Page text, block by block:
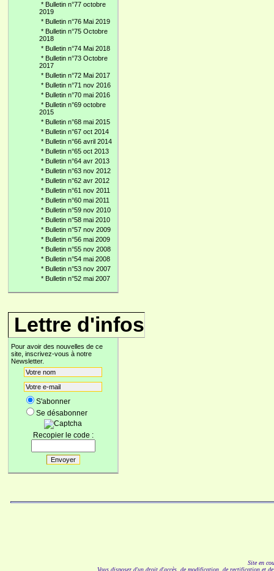
* Bulletin n°77 octobre
2019
* Bulletin n°76 Mai 2019
* Bulletin n°75 Octobre
2018
* Bulletin n°74 Mai 2018
* Bulletin n°73 Octobre
2017
* Bulletin n°72 Mai 2017
* Bulletin n°71 nov 2016
* Bulletin n°70 mai 2016
* Bulletin n°69 octobre
2015
* Bulletin n°68 mai 2015
* Bulletin n°67 oct 2014
* Bulletin n°66 avril 2014
* Bulletin n°65 oct 2013
* Bulletin n°64 avr 2013
* Bulletin n°63 nov 2012
* Bulletin n°62 avr 2012
* Bulletin n°61 nov 2011
* Bulletin n°60 mai 2011
* Bulletin n°59 nov 2010
* Bulletin n°58 mai 2010
* Bulletin n°57 nov 2009
* Bulletin n°56 mai 2009
* Bulletin n°55 nov 2008
* Bulletin n°54 mai 2008
* Bulletin n°53 nov 2007
* Bulletin n°52 mai 2007
Lettre d'infos
Pour avoir des nouvelles de ce
site, inscrivez-vous à notre
Newsletter.
S'abonner
Se désabonner
Recopier le code :
Site en
Vous disposez d'un droit d'accès, de modification, de rectification et